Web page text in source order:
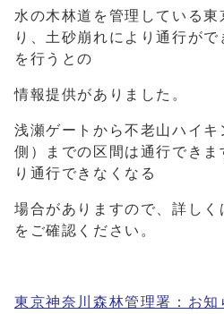
水の木林道を管理している東
り、土砂崩れにより通行が
を行うとの
情報提供がありました。
浅瀬ゲートから不老山ハイ
側）までの区間は通行できま
り通行できなくなる
場合がありますので、詳しく
をご確認ください。
東京神奈川森林管理署：お知